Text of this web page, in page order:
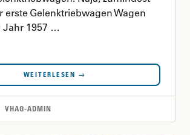
erste Gelenktriebwagen Wagen
Jahr 1957 …
WEITERLESEN →
VHAG-ADMIN